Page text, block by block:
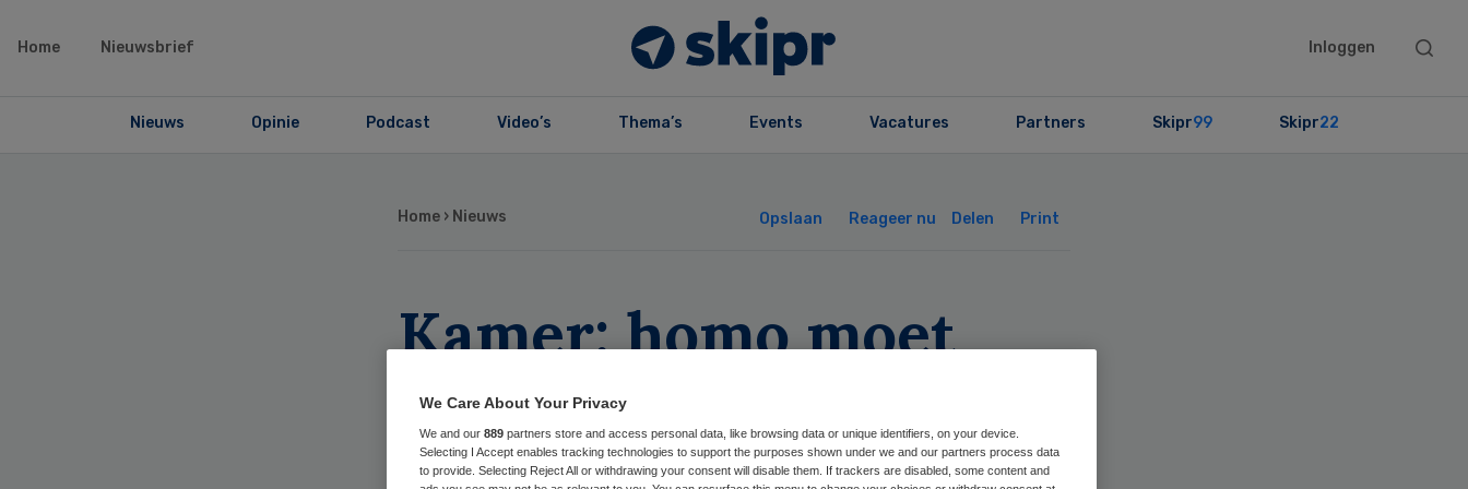
Home Nieuwsbrief Inloggen
Search
Nieuws Opinie Podcast Video’s Thema’s Events Vacatures Partners Skipr99 Skipr22
Home › Nieuws Opslaan Reageer nu Delen Print
Kamer: homo moet
bloed kunnen doneren
We Care About Your Privacy
We and our 889 partners store and access personal data, like browsing data or unique identifiers, on your device.
Selecting I Accept enables tracking technologies to support the purposes shown under we and our partners process data
to provide. Selecting Reject All or withdrawing your consent will disable them. If trackers are disabled, some content and